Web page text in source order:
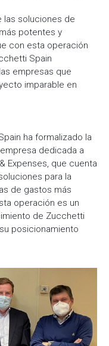
las soluciones de
potentes y
con esta operación
Spain
empresas que
imparable en
ha formalizado la
dedicada a
Expenses, que cuenta
para la
de gastos más
operación es un
de Zucchetti
posicionamiento